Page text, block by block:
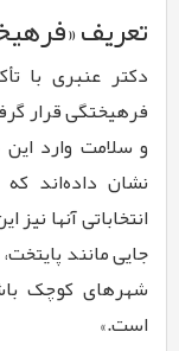
تعریف
دکتر عنبری با
فرهیختگی قرار
و سلامت وارد این
نشان داده‌اند
انتخاباتی آنها
جایی مانند
شهرهای کوچک
است.»